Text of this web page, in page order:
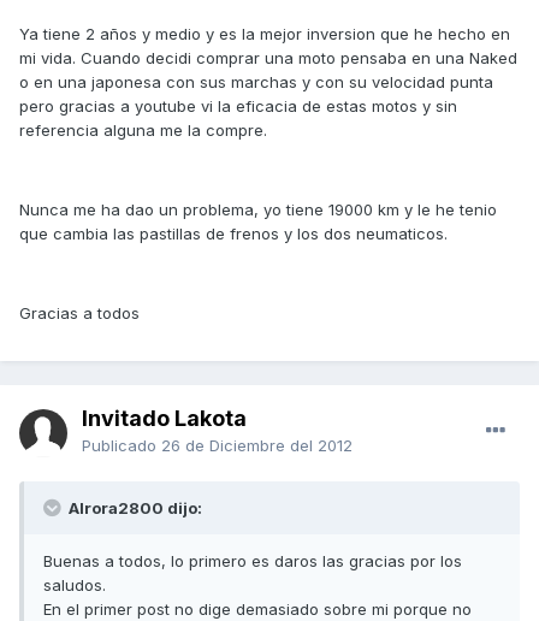
Ya tiene 2 años y medio y es la mejor inversion que he hecho en
mi vida. Cuando decidi comprar una moto pensaba en una Naked
o en una japonesa con sus marchas y con su velocidad punta
pero gracias a youtube vi la eficacia de estas motos y sin
referencia alguna me la compre.
Nunca me ha dao un problema, yo tiene 19000 km y le he tenio
que cambia las pastillas de frenos y los dos neumaticos.
Gracias a todos
Invitado Lakota
Publicado 26 de Diciembre del 2012
Alrora2800 dijo:
Buenas a todos, lo primero es daros las gracias por los
saludos.
En el primer post no dige demasiado sobre mi porque no